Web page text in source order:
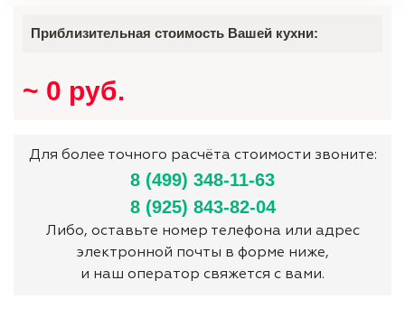
Приблизительная стоимость Вашей кухни:
~ 0 руб.
Для более точного расчёта стоимости звоните:
8 (499) 348-11-63
8 (925) 843-82-04
Либо, оставьте номер телефона или адрес
электронной почты в форме ниже,
и наш оператор свяжется с вами.